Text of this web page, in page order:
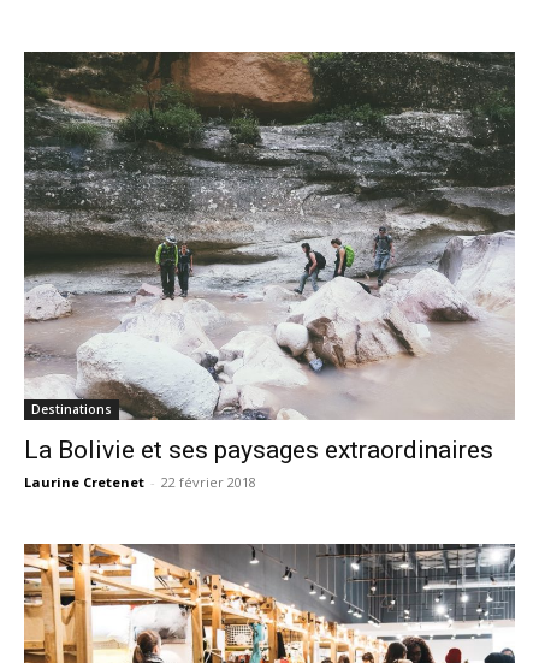
Destinations
La Bolivie et ses paysages extraordinaires
Laurine Cretenet - 22 février 2018